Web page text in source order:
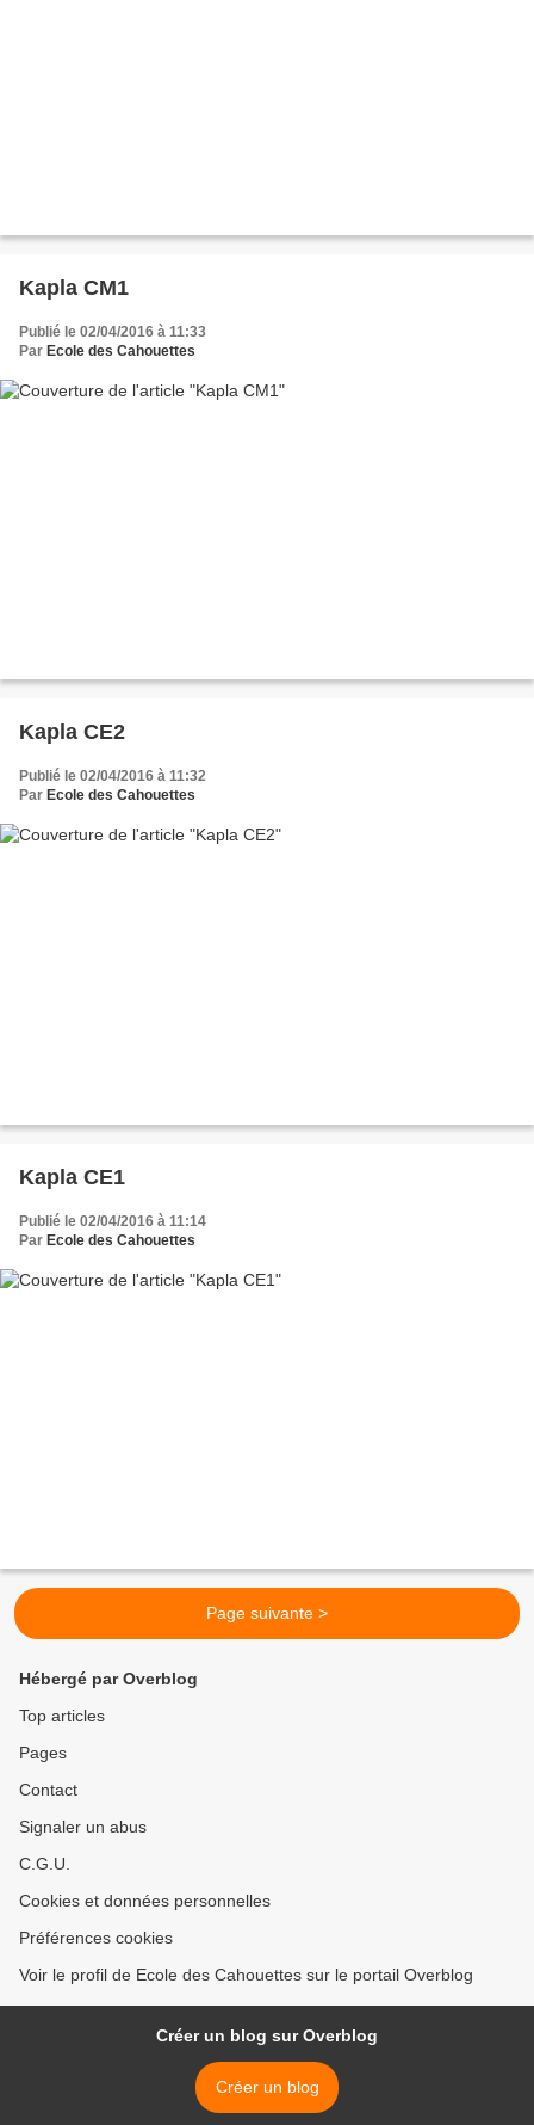
Kapla CM1
Publié le 02/04/2016 à 11:33
Par Ecole des Cahouettes
Kapla CE2
Publié le 02/04/2016 à 11:32
Par Ecole des Cahouettes
Kapla CE1
Publié le 02/04/2016 à 11:14
Par Ecole des Cahouettes
Page suivante >
Hébergé par Overblog
Top articles
Pages
Contact
Signaler un abus
C.G.U.
Cookies et données personnelles
Préférences cookies
Voir le profil de Ecole des Cahouettes sur le portail Overblog
Créer un blog sur Overblog
Créer un blog